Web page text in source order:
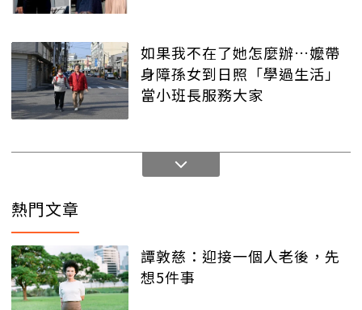
如果我不在了她怎麼辦…嬤帶
身障孫女到日照「學過生活」
當小班長服務大家
熱門文章
譚敦慈：迎接一個人老後，先
想5件事